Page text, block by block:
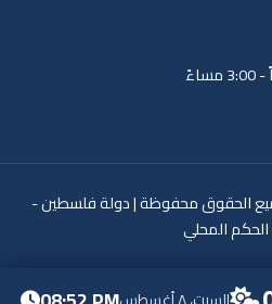
- جميع الحقوق محفوظة | دولة فلسطين -
الحكم المحلي